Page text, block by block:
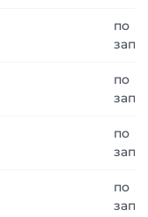
по
по
по
по